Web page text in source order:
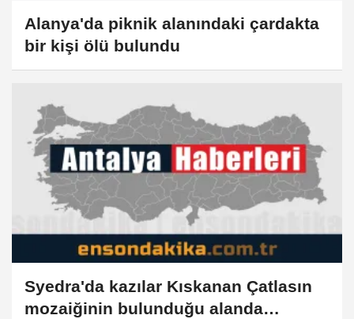
Alanya'da piknik alanındaki çardakta
bir kişi ölü bulundu
Syedra'da kazılar Kıskanan Çatlasın
mozaiğinin bulunduğu alanda